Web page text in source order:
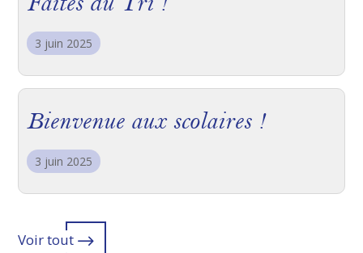
3 juin 2025
Bienvenue aux scolaires !
3 juin 2025
$
Voir tout